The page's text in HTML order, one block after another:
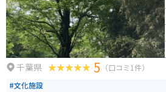
千葉県 5 （口コミ1件）
#文化施設